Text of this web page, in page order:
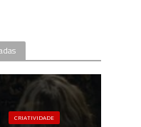
CRIATIVIDADE